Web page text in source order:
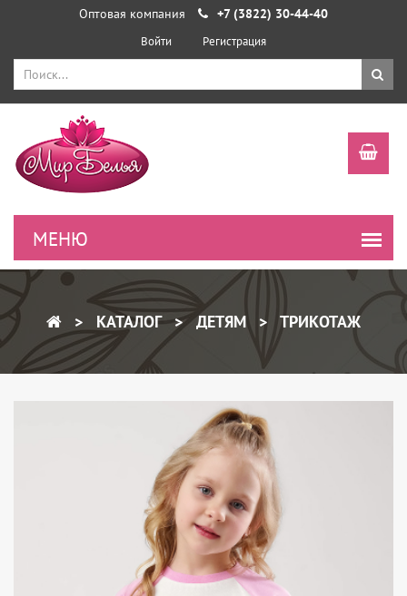
Оптовая компания +7 (3822) 30-44-40
Войти Регистрация
КАТАЛОГ ДЕТЯМ ТРИКОТАЖ